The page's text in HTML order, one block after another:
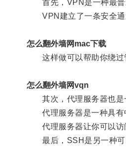
首先，VPN是一种最普
VPN建立了一条安全通
怎么翻外墙网mac下载
这样做可以帮助你绕过
怎么翻外墙网vqn
其次，代理服务器也是
代理服务器是一种具有
代理服务器让你可以访
最后，SSH是另一种可